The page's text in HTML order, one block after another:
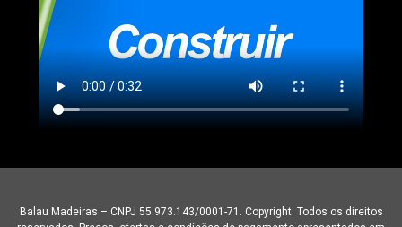
Balau Madeiras – CNPJ 55.973.143/0001-71. Copyright. Todos os direitos